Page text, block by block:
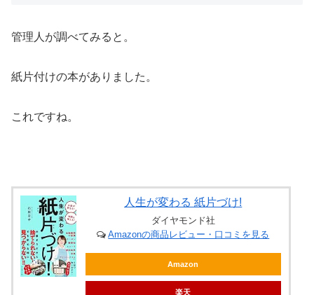
管理人が調べてみると。
紙片付けの本がありました。
これですね。
人生が変わる 紙片づけ!
ダイヤモンド社
Amazonの商品レビュー・口コミを見る
Amazon
楽天